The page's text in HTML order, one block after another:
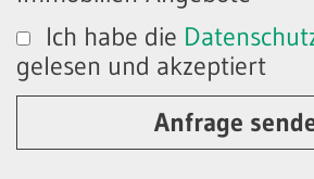
Ich habe die
gelesen und akzeptiert
Anfrage